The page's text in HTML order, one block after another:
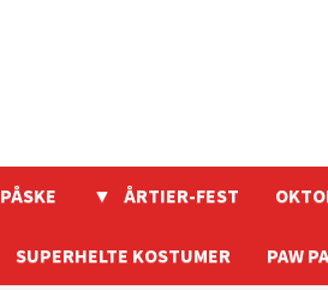
PÅSKE ÅRTIER-FEST
SUPERHELTE KOSTUMER PAW